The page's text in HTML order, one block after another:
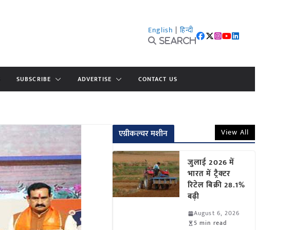
English | हिन्दी
Search
SUBSCRIBE ADVERTISE CONTACT US
एग्रीकल्चर मशीन View All
जुलाई 2026 में
भारत में ट्रैक्टर
रिटेल बिक्री 28.1%
बढ़ी
August 6, 2026
5 min read